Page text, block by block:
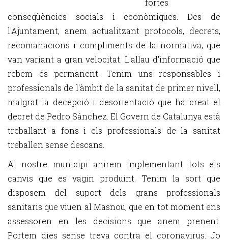
fortes
conseqüències socials i econòmiques. Des de
l'Ajuntament, anem actualitzant protocols, decrets,
recomanacions i compliments de la normativa, que
van variant a gran velocitat. L'allau d'informació que
rebem és permanent. Tenim uns responsables i
professionals de l'àmbit de la sanitat de primer nivell,
malgrat la decepció i desorientació que ha creat el
decret de Pedro Sánchez. El Govern de Catalunya està
treballant a fons i els professionals de la sanitat
treballen sense descans.
Al nostre municipi anirem implementant tots els
canvis que es vagin produint. Tenim la sort que
disposem del suport dels grans professionals
sanitaris que viuen al Masnou, que en tot moment ens
assessoren en les decisions que anem prenent.
Portem dies sense treva contra el coronavirus. Jo